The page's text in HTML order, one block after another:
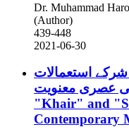
Dr. Muhammad
(Author)
439-448
2021-06-30
استعمالات
"Khair" and
Contemporary